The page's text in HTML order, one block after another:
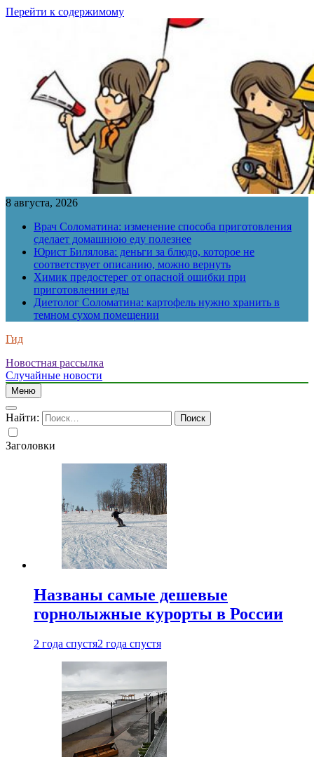
Перейти к содержимому
8 августа, 2026
Врач Соломатина: изменение способа приготовления
сделает домашнюю еду полезнее
Юрист Билялова: деньги за блюдо, которое не
соответствует описанию, можно вернуть
Химик предостерег от опасной ошибки при
приготовлении еды
Диетолог Соломатина: картофель нужно хранить в
темном сухом помещении
Гид
Новостная рассылка
Случайные новости
Меню
Найти:
Заголовки
Названы самые дешевые
горнолыжные курорты в России
2 года спустя2 года спустя